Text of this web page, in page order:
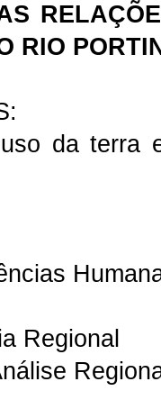
RIO
da terra
Regional